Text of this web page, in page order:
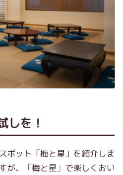
しを！
ポット「梅と星」を紹介しま
が、「梅と星」で楽しくおい